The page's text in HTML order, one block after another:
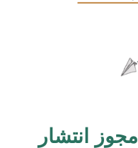
مجوز انتشار